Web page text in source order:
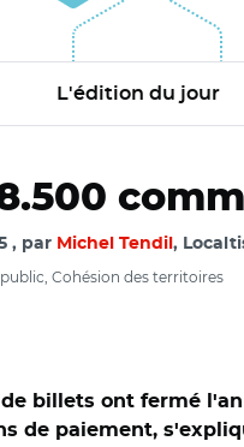
L'édition du jour
par Michel Tendil ,
Cohésion des territoires
billets ont fermé
de paiement,